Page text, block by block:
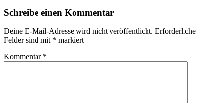
Schreibe einen Kommentar
Deine E-Mail-Adresse wird nicht veröffentlicht. Erforderliche
Felder sind mit * markiert
Kommentar *